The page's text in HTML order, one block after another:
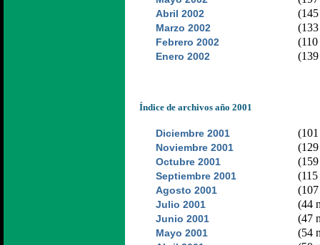
Abril 2002
Marzo 2002
Febrero 2002
Enero 2002
Índice de archivos año 2001
Diciembre 2001
Noviembre 2001
Octubre 2001
Septiembre 2001
Agosto 2001
Julio 2001 (44
Junio 2001 (47
Mayo 2001 (54